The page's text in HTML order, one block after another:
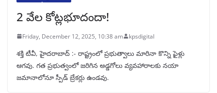
2 వేల కోట్లభూదందా!
Friday, December 12, 2025, 10:38 am kpsdigital
శక్తి టీవీ, హైదరాబాద్‌ :- రాష్ట్రంలో ప్రభుత్వాలు మారినా కొన్ని ఫైళ్లు
ఆగవు. గత ప్రభుత్వంలో జరిగిన అడ్డగోలు వ్యవహారాలకు నయా
జమానాలోనూ స్పీడ్‌ బ్రేకర్లు ఉండవు.